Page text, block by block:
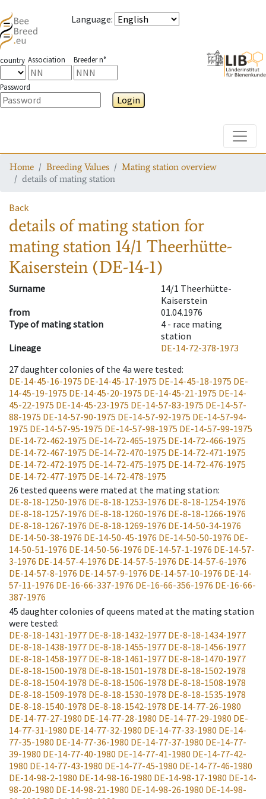
Language:
country Association Breeder n°
Password
Login
Home Breeding Values
Mating station overview
details of mating station
Back
details of mating stationfor
mating station 14/1 Theerhütte-
Kaiserstein (DE-14-1)
Surname
14/1 Theerhütte-
Kaiserstein
from
01.04.1976
Type of mating station
4 - race mating
station
Lineage
DE-14-72-378-1973
27daughter colonies of the 4a were tested:
DE-14-45-16-1975 DE-14-45-17-1975 DE-14-45-18-1975 DE-
14-45-19-1975 DE-14-45-20-1975 DE-14-45-21-1975 DE-14-
45-22-1975 DE-14-45-23-1975 DE-14-57-83-1975 DE-14-57-
88-1975 DE-14-57-90-1975 DE-14-57-92-1975 DE-14-57-94-
1975 DE-14-57-95-1975 DE-14-57-98-1975 DE-14-57-99-1975
DE-14-72-462-1975 DE-14-72-465-1975 DE-14-72-466-1975
DE-14-72-467-1975 DE-14-72-470-1975 DE-14-72-471-1975
DE-14-72-472-1975 DE-14-72-475-1975 DE-14-72-476-1975
DE-14-72-477-1975 DE-14-72-478-1975
26 tested queens were mated at the mating station:
DE-8-18-1250-1976 DE-8-18-1253-1976 DE-8-18-1254-1976
DE-8-18-1257-1976 DE-8-18-1260-1976 DE-8-18-1266-1976
DE-8-18-1267-1976 DE-8-18-1269-1976 DE-14-50-34-1976
DE-14-50-38-1976 DE-14-50-45-1976 DE-14-50-50-1976 DE-
14-50-51-1976 DE-14-50-56-1976 DE-14-57-1-1976 DE-14-57-
3-1976 DE-14-57-4-1976 DE-14-57-5-1976 DE-14-57-6-1976
DE-14-57-8-1976 DE-14-57-9-1976 DE-14-57-10-1976 DE-14-
57-11-1976 DE-16-66-337-1976 DE-16-66-356-1976 DE-16-66-
387-1976
45 daughter colonies of queens mated at the mating station
were tested:
DE-8-18-1431-1977 DE-8-18-1432-1977 DE-8-18-1434-1977
DE-8-18-1438-1977 DE-8-18-1455-1977 DE-8-18-1456-1977
DE-8-18-1458-1977 DE-8-18-1461-1977 DE-8-18-1470-1977
DE-8-18-1500-1978 DE-8-18-1501-1978 DE-8-18-1502-1978
DE-8-18-1504-1978 DE-8-18-1506-1978 DE-8-18-1508-1978
DE-8-18-1509-1978 DE-8-18-1530-1978 DE-8-18-1535-1978
DE-8-18-1540-1978 DE-8-18-1542-1978 DE-14-77-26-1980
DE-14-77-27-1980 DE-14-77-28-1980 DE-14-77-29-1980 DE-
14-77-31-1980 DE-14-77-32-1980 DE-14-77-33-1980 DE-14-
77-35-1980 DE-14-77-36-1980 DE-14-77-37-1980 DE-14-77-
39-1980 DE-14-77-40-1980 DE-14-77-41-1980 DE-14-77-42-
1980 DE-14-77-43-1980 DE-14-77-45-1980 DE-14-77-46-1980
DE-14-98-2-1980 DE-14-98-16-1980 DE-14-98-17-1980 DE-14-
98-20-1980 DE-14-98-21-1980 DE-14-98-26-1980 DE-14-98-